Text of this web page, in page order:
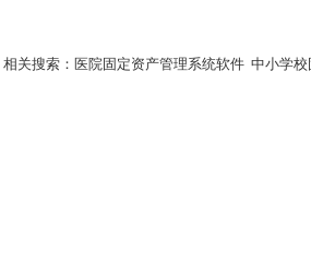
相关搜索： 医院固定资产管理系统软件 中小学